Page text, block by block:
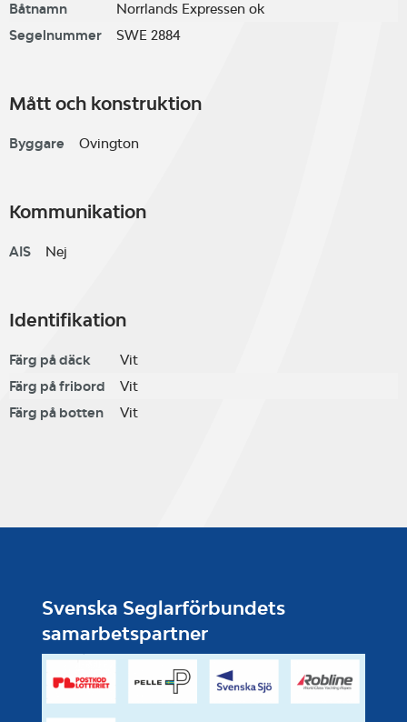
Båtnamn
Norrlands Expressen ok
Segelnummer
SWE 2884
Mått och konstruktion
Byggare Ovington
Kommunikation
AIS Nej
Identifikation
Färg på däck
Vit
Färg på fribord
Vit
Färg på botten
Vit
Svenska Seglarförbundets
samarbetspartner